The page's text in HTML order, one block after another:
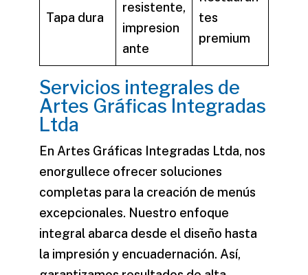
Tapa dura
resistente,
impresion
ante
tes
premium
Servicios integrales de
Artes Gráficas Integradas
Ltda
En Artes Gráficas Integradas Ltda, nos
enorgullece ofrecer soluciones
completas para la creación de menús
excepcionales. Nuestro enfoque
integral abarca desde el diseño hasta
la impresión y encuadernación. Así,